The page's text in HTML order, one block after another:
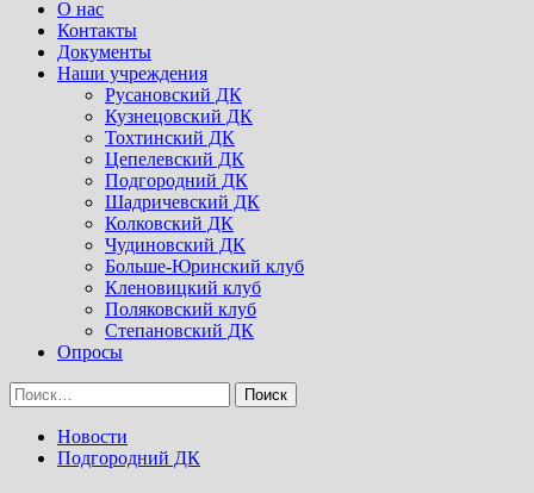
Menu
О нас
Контакты
Документы
Наши учреждения
Русановский ДК
Кузнецовский ДК
Тохтинский ДК
Цепелевский ДК
Подгородний ДК
Шадричевский ДК
Колковский ДК
Чудиновский ДК
Больше-Юринский клуб
Кленовицкий клуб
Поляковский клуб
Степановский ДК
Опросы
Найти:
Новости
Подгородний ДК